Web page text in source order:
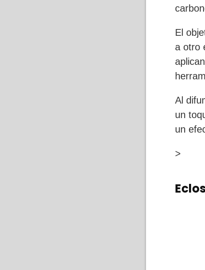
El
a otro
Al
un
un
>